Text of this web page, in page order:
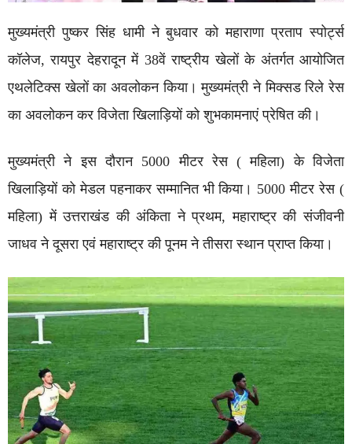
मुख्यमंत्री पुष्कर सिंह धामी ने बुधवार को महाराणा प्रताप स्पोर्ट्स
कॉलेज, रायपुर देहरादून में 38वें राष्ट्रीय खेलों के अंतर्गत आयोजित
एथलेटिक्स खेलों का अवलोकन किया। मुख्यमंत्री ने मिक्सड रिले रेस
का अवलोकन कर विजेता खिलाड़ियों को शुभकामनाएं प्रेषित की।
मुख्यमंत्री ने इस दौरान 5000 मीटर रेस ( महिला) के विजेता
खिलाड़ियों को मेडल पहनाकर सम्मानित भी किया। 5000 मीटर रेस (
महिला) में उत्तराखंड की अंकिता ने प्रथम, महाराष्ट्र की संजीवनी
जाधव ने दूसरा एवं महाराष्ट्र की पूनम ने तीसरा स्थान प्राप्त किया।